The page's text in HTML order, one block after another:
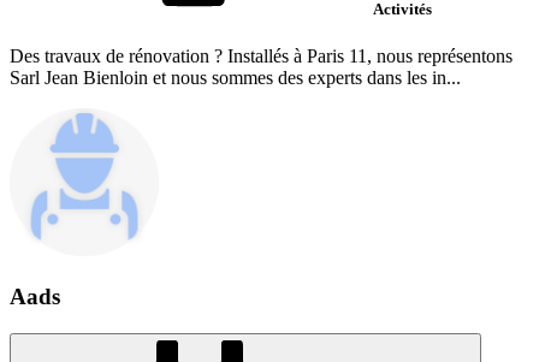
Activités
Des travaux de rénovation ? Installés à Paris 11, nous représentons
Sarl Jean Bienloin et nous sommes des experts dans les in...
Aads